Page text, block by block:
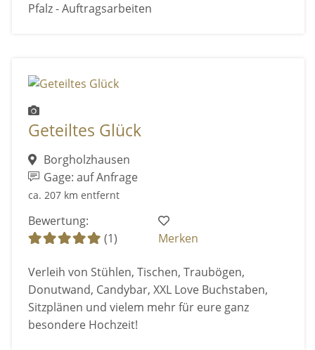
Pfalz - Auftragsarbeiten
Geteiltes Glück
Borgholzhausen
Gage: auf Anfrage
ca. 207 km entfernt
Bewertung:
(1)
Merken
Verleih von Stühlen, Tischen, Traubögen,
Donutwand, Candybar, XXL Love Buchstaben,
Sitzplänen und vielem mehr für eure ganz
besondere Hochzeit!